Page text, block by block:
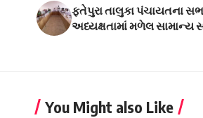
ફતેપુરા તાલુકા પંચાયતના
અધ્યક્ષતામાં મળેલ સામાન્ય
You Might also Like